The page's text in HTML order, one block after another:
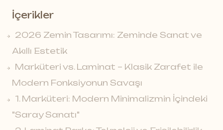
İçerikler
2026 Zemin Tasarımı: Zeminde Sanat ve
Akıllı Estetik
Marküteri vs. Laminat – Klasik Zarafet ile
Modern Fonksiyonun Savaşı
1. Marküteri: Modern Minimalizmin İçindeki
"Saray Sanatı"